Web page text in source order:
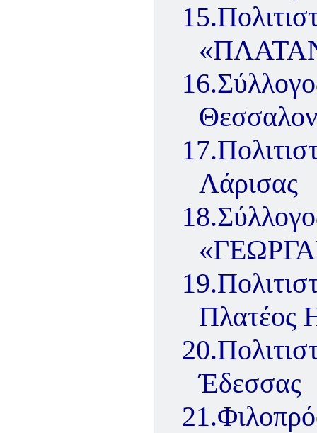
15.
16.
17.
Λάρισας
18.
19.
Πλατέος
20.
Έδεσσας
21.